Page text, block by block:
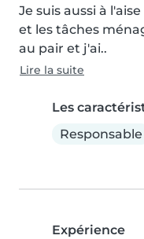
Je suis aussi à
et les tâches
au pair et j'ai..
Lire la suite
Les
Responsable
Expérience